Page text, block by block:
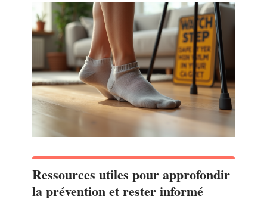
Ressources utiles pour approfondir
la prévention et rester informé